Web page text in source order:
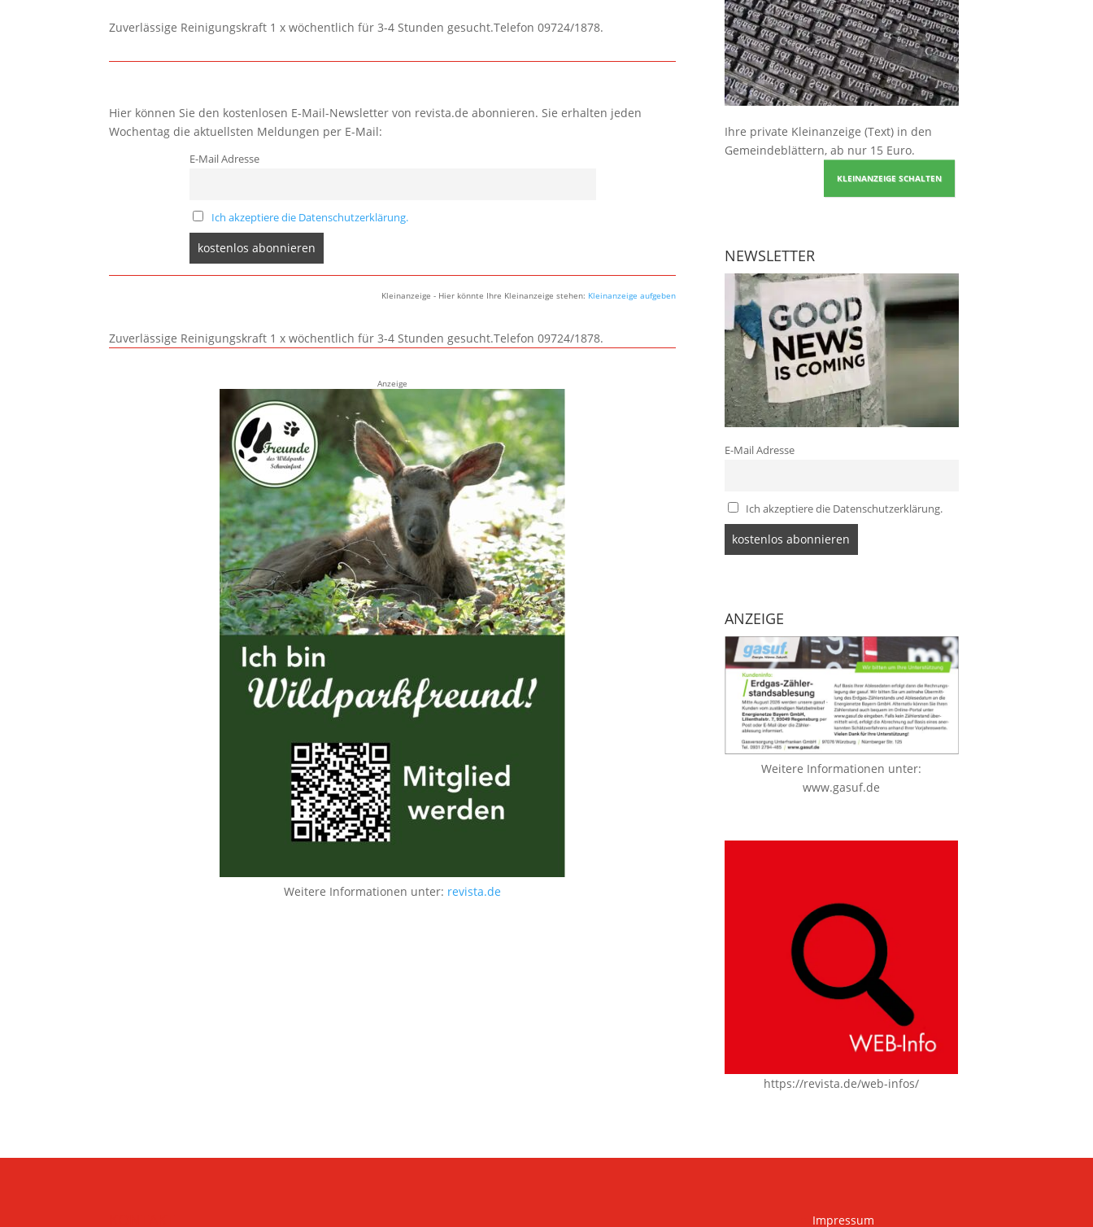
Zuverlässige Reinigungskraft 1 x wöchentlich für 3-4 Stunden gesucht.Telefon 09724/1878.
Hier können Sie den kostenlosen E-Mail-Newsletter von revista.de abonnieren. Sie erhalten jeden
Wochentag die aktuellsten Meldungen per E-Mail:
E-Mail Adresse
Ich akzeptiere die Datenschutzerklärung.
Kleinanzeige - Hier könnte Ihre Kleinanzeige stehen: Kleinanzeige aufgeben
Zuverlässige Reinigungskraft 1 x wöchentlich für 3-4 Stunden gesucht.Telefon 09724/1878.
Anzeige
Weitere Informationen unter: revista.de
Ihre private Kleinanzeige (Text) in den
Gemeindeblättern, ab nur 15 Euro.
KLEINANZEIGE SCHALTEN
NEWSLETTER
E-Mail Adresse
Ich akzeptiere die Datenschutzerklärung.
ANZEIGE
Weitere Informationen unter:
www.gasuf.de
https://revista.de/web-infos/
Impressum